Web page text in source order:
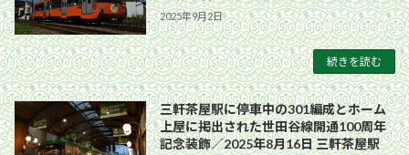
2025年9月2日
続きを読む
三軒茶屋駅に停車中の301編成とホーム
上屋に掲出された世田谷線開通100周年
記念装飾／2025年8月16日 三軒茶屋駅